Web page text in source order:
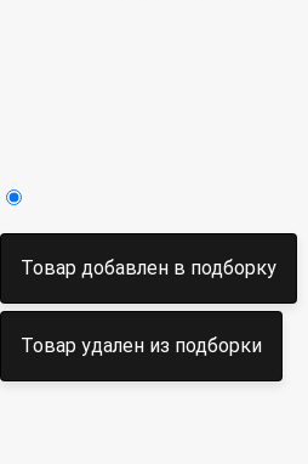
Товар добавлен в подборку
Товар удален из подборки